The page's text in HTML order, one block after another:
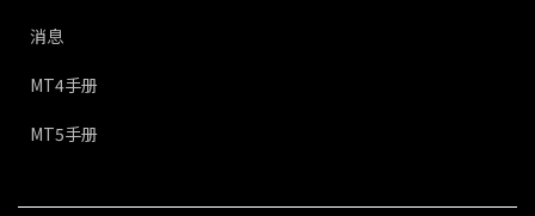
消息
MT4手册
MT5手册